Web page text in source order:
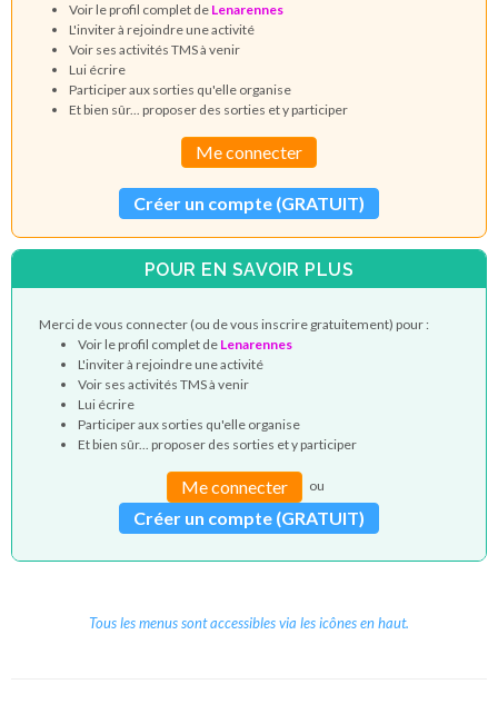
Voir le profil complet de Lenarennes
L'inviter à rejoindre une activité
Voir ses activités TMS à venir
Lui écrire
Participer aux sorties qu'elle organise
Et bien sûr... proposer des sorties et y participer
Me connecter
Créer un compte (GRATUIT)
POUR EN SAVOIR PLUS
Merci de vous connecter (ou de vous inscrire gratuitement) pour :
Voir le profil complet de Lenarennes
L'inviter à rejoindre une activité
Voir ses activités TMS à venir
Lui écrire
Participer aux sorties qu'elle organise
Et bien sûr... proposer des sorties et y participer
Me connecter ou
Créer un compte (GRATUIT)
Tous les menus sont accessibles via les icônes en haut.